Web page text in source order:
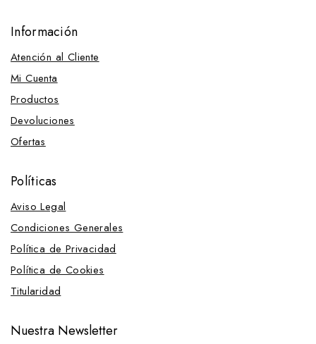
Información
Atención al Cliente
Mi Cuenta
Productos
Devoluciones
Ofertas
Políticas
Aviso Legal
Condiciones Generales
Política de Privacidad
Política de Cookies
Titularidad
Nuestra Newsletter